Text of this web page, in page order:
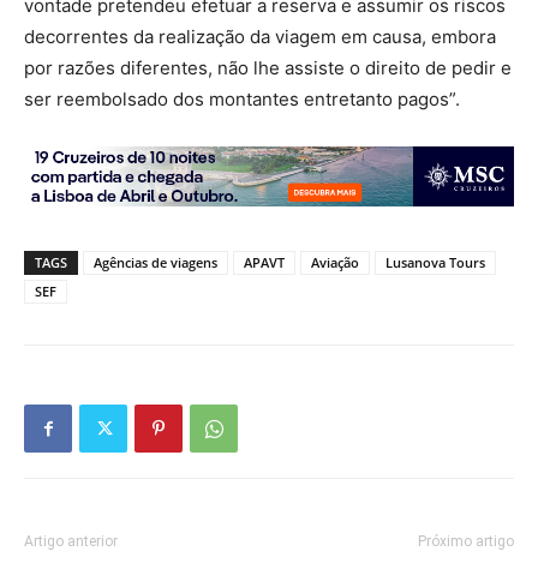
vontade pretendeu efetuar a reserva e assumir os riscos
decorrentes da realização da viagem em causa, embora
por razões diferentes, não lhe assiste o direito de pedir e
ser reembolsado dos montantes entretanto pagos”.
TAGS Agências de viagens APAVT Aviação
Lusanova Tours
SEF
Artigo anterior Próximo artigo